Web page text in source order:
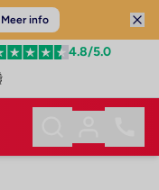
Meer info
4.8/5.0